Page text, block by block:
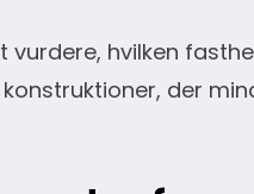
hvilken
der